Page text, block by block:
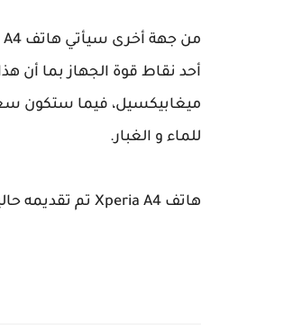
للماء و الغبار.
هاتف Xperia A4 تم تقديمه حاليا فقط في اليابان و لا يعرف موعد أو ثمن تسويقه.